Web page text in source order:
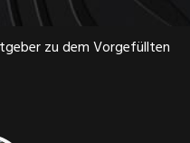
zu dem Vorgefüllten